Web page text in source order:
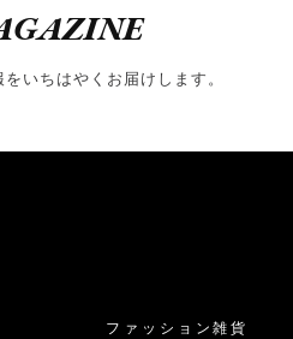
いちはやくお届けします。
ファッション雑貨